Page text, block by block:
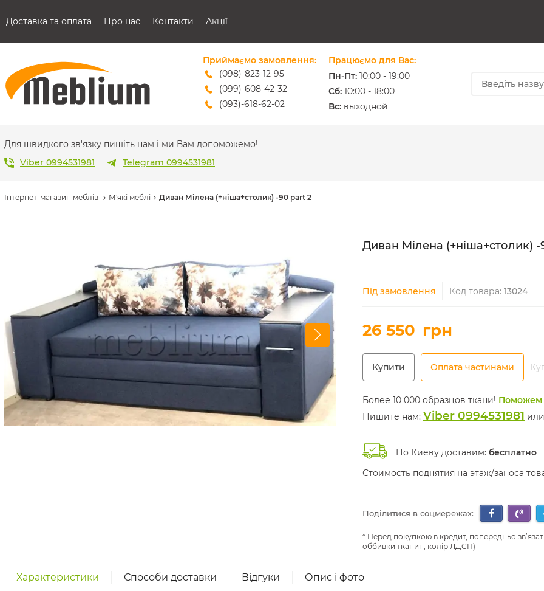
Доставка та оплата Про нас Контакти Акції
Приймаємо замовлення:
(098)-823-12-95
(099)-608-42-32
(093)-618-62-02
sales@meblium.com.ua
Працюємо для Вас:
Пн-Пт: 10:00 - 19:00
Cб: 10:00 - 18:00
Вс: выходной
Для швидкого зв'язку пишіть нам і ми Вам допоможемо!
Viber 0994531981
Telegram 0994531981
Інтернет-магазин меблів М'які меблі Диван Мілена (+ніша+столик) -90 part 2
Диван Мілена (+ніша+столик)
Під замовлення Код товара: 13024
26 550 грн
Купити Оплата частинами
Более 10 000 образцов ткани! Поможем
Пишите нам: Viber 0994531981 или
По Киеву доставим: бесплатно
Стоимость поднятия на этаж/заноса
Поділитися в соцмережах:
Перед покупкою в кредит, попередньо
оббивки тканин, колір ЛДСП)
Характеристики Способи доставки Відгуки Опис і фото